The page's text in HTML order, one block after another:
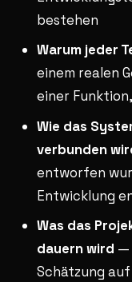
bestehen
Warum jeder
einem realen
einer
Wie das
verbunden
entworfen
Entwicklung
Was das
dauern wird —
Schätzung